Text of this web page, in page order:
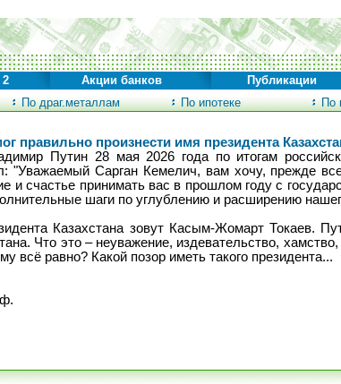
По драг.металлам По ипотеке По
2 Акции банков Публикации
правильно произнести имя президента
Путин 28 мая 2026 года по итогам
"Уважаемый Сарган Кемелич, вам хочу, прежде
и счастье принимать вас в прошлом году с
шаги по углублению и расширению
Казахстана зовут Касым-Жомарт Токаев.
Что это – неуважение, издевательство,
всё равно? Какой позор иметь такого президента...